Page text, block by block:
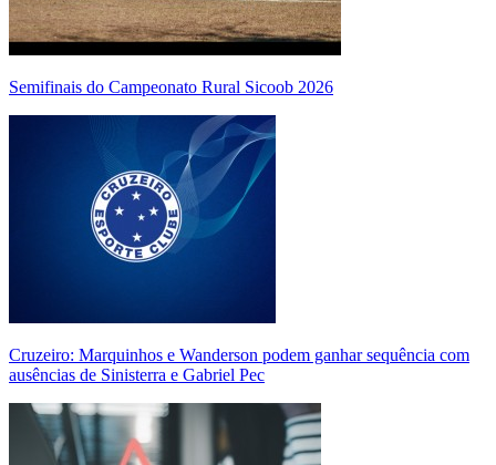
Semifinais do Campeonato Rural Sicoob 2026
Cruzeiro: Marquinhos e Wanderson podem ganhar sequência com
ausências de Sinisterra e Gabriel Pec